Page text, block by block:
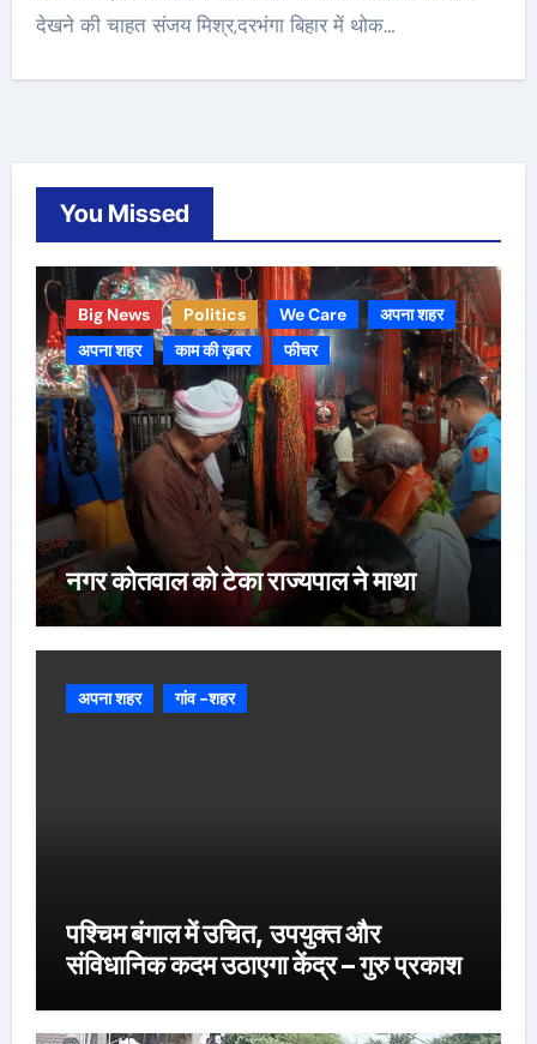
देखने की चाहत संजय मिश्र,दरभंगा बिहार में थोक…
You Missed
Big News Politics We Care
अपना शहर
अपना शहर
काम की ख़बर फीचर
नगर कोतवाल को टेका राज्यपाल ने माथा
अपना शहर गांव -शहर
पश्चिम बंगाल में उचित, उपयुक्त और
संविधानिक कदम उठाएगा केंद्र – गुरु प्रकाश